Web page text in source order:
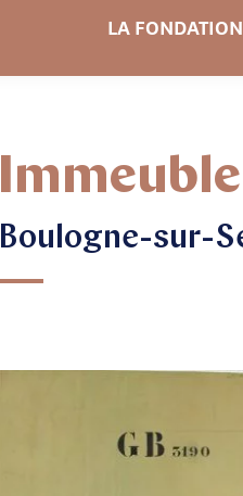
LA FONDATION
Boulogne-sur-